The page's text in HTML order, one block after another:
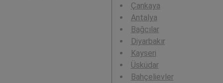
Çankaya
Antalya
Bağcılar
Diyarbakır
Kayseri
Üsküdar
Bahçelievler